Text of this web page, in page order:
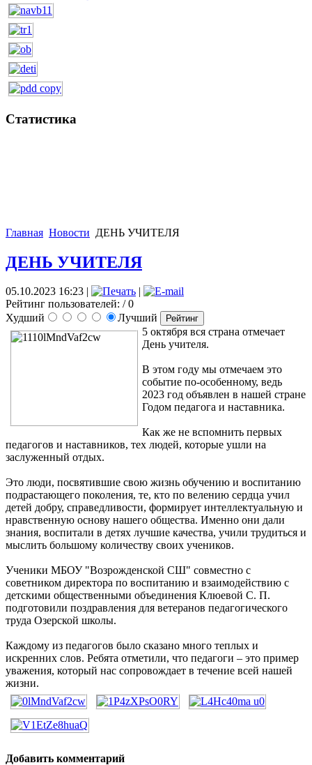
Статистика
Главная Новости ДЕНЬ УЧИТЕЛЯ
ДЕНЬ УЧИТЕЛЯ
05.10.2023 16:23
Рейтинг пользователей: / 0
Худший
Лучший
5 октября вся страна отмечает
День учителя.
В этом году мы отмечаем это
событие по-особенному, ведь
2023 год объявлен в нашей стране
Годом педагога и наставника.
Как же не вспомнить первых
педагогов и наставников, тех людей, которые ушли на
заслуженный отдых.
Это люди, посвятившие свою жизнь обучению и воспитанию
подрастающего поколения, те, кто по велению сердца учил
детей добру, справедливости, формирует интеллектуальную и
нравственную основу нашего общества. Именно они дали
знания, воспитали в детях лучшие качества, учили трудиться и
мыслить большому количеству своих учеников.
Ученики МБОУ "Возрожденской СШ" совместно с
советником директора по воспитанию и взаимодействию с
детскими общественными объединения Клюевой С. П.
подготовили поздравления для ветеранов педагогического
труда Озерской школы.
Каждому из педагогов было сказано много теплых и
искренних слов. Ребята отметили, что педагоги – это пример
уважения, который нас сопровождает в течение всей нашей
жизни.
Добавить комментарий